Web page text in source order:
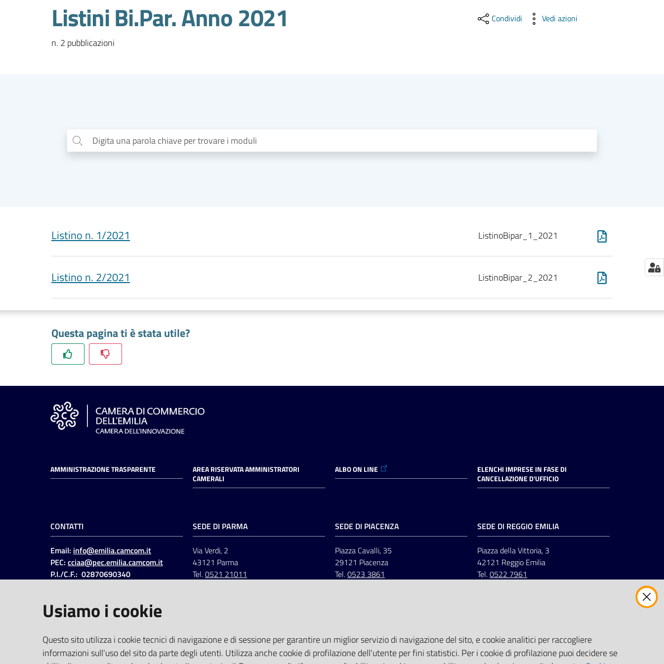
Listini Bi.Par. Anno 2021
n. 2 pubblicazioni
Condividi Vedi azioni
Digita una parola chiave per trovare i moduli
Listino n. 1/2021 ListinoBipar_1_2021
Listino n. 2/2021 ListinoBipar_2_2021
Questa pagina ti è stata utile?
AMMINISTRAZIONE TRASPARENTE
AREA RISERVATA AMMINISTRATORI
CAMERALI
ALBO ON LINE
ELENCHI IMPRESE IN FASE DI
CANCELLAZIONE D'UFFICIO
CONTATTI
Email: info@emilia.camcom.it
PEC: cciaa@pec.emilia.camcom.it
P.I./C.F.: 02870690340
Codice IPA: ccem
SEDE DI PARMA
Via Verdi, 2
43121 Parma
Tel.0521 21011
SEDE DI PIACENZA
Piazza Cavalli, 35
29121 Piacenza
Tel.0523 3861
SEDE DI REGGIO EMILIA
Piazza della Vittoria, 3
42121 Reggio Emilia
Tel.0522 7961
SOCIAL
LinkedinFacebookInstagram
Usiamo i cookie
Questo sito utilizza i cookie tecnici di navigazione e di sessione per garantire un miglior servizio di navigazione del sito, e cookie analitici per raccogliere
informazioni sull'uso del sito da parte degli utenti. Utilizza anche cookie di profilazione dell'utente per fini statistici. Per i cookie di profilazione puoi decidere se